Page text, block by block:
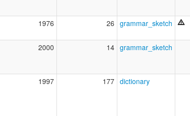
1976 26 grammar_sketch
2000 14 grammar_sketch
1997 177 dictionary